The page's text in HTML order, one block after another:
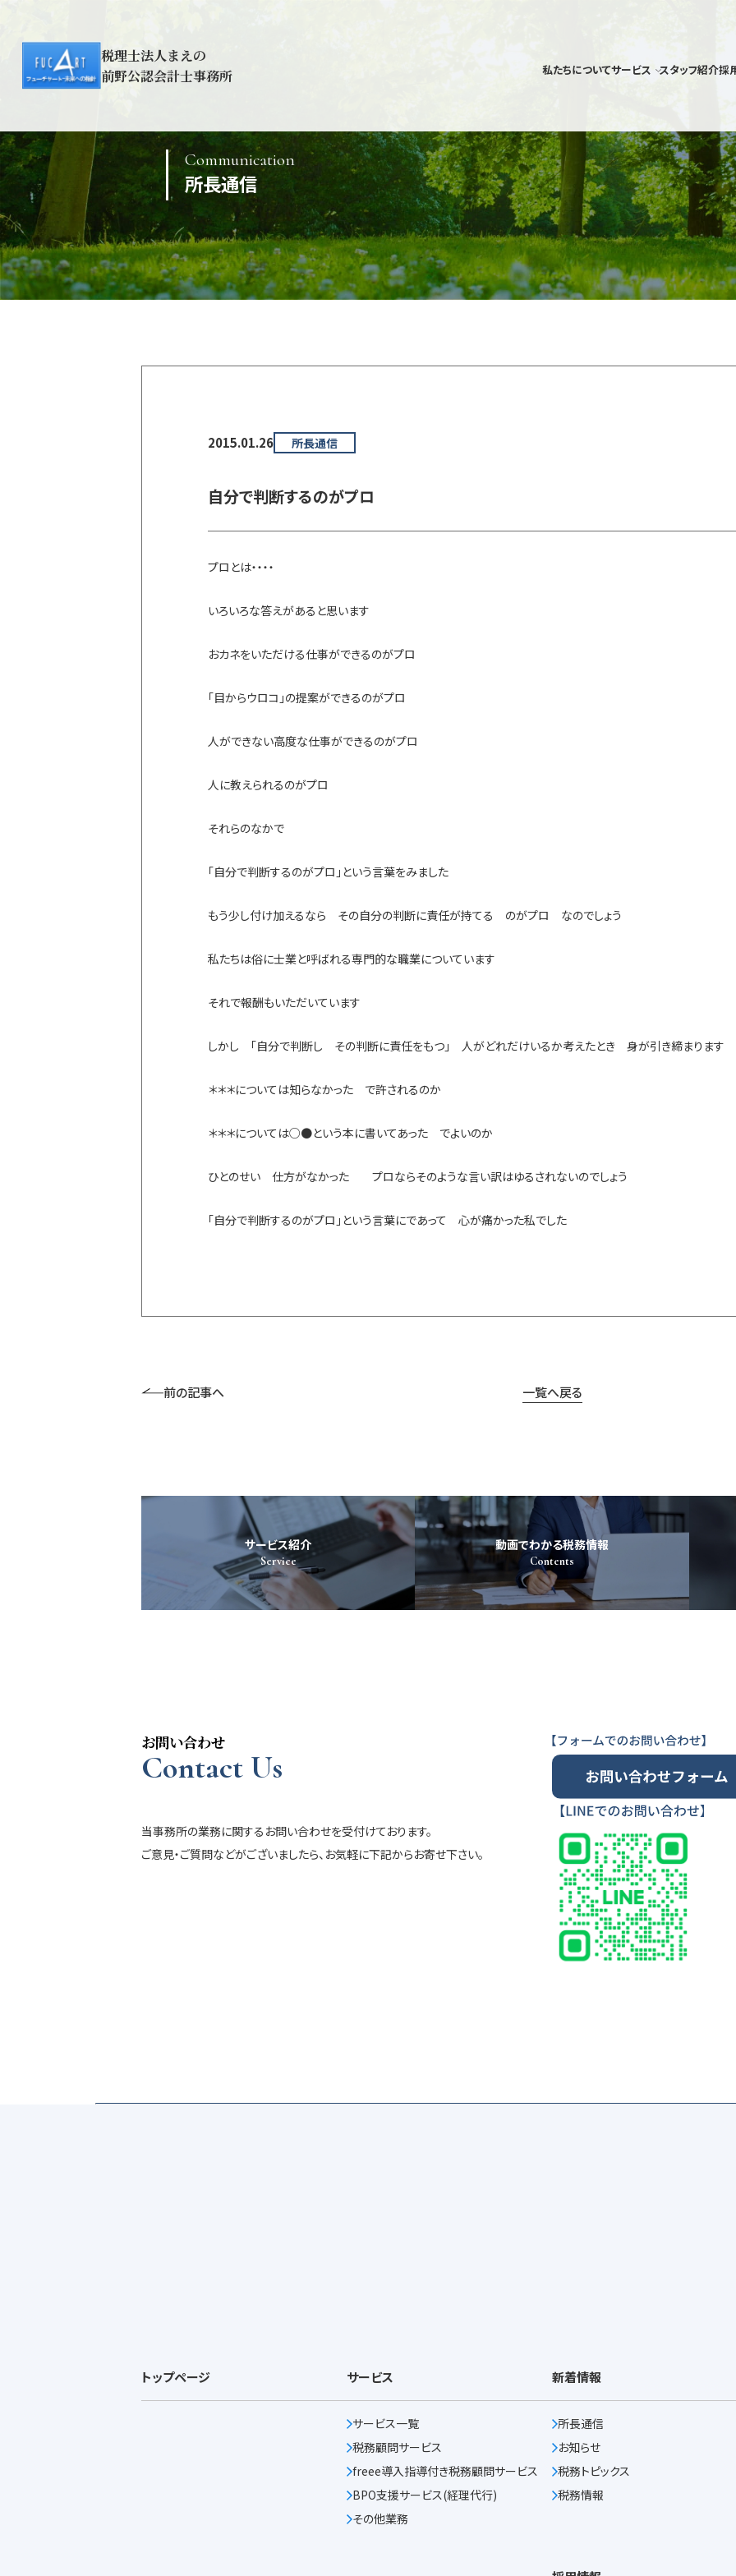
税理士法人まえの
前野公認会計士事務所
私たちについてサービス スタッフ紹介採
Communication
所長通信
2015.01.26 所長通信
自分で判断するのがプロ
プロとは・・・・
いろいろな答えがあると思います
おカネをいただける仕事ができるのがプロ
「目からウロコ」の提案ができるのがプロ
人ができない高度な仕事ができるのがプロ
人に教えられるのがプロ
それらのなかで
「自分で判断するのがプロ」という言葉をみました
もう少し付け加えるなら その自分の判断に責任が持てる のがプロ なのでしょう
私たちは俗に士業と呼ばれる専門的な職業についています
それで報酬もいただいています
しかし 「自分で判断し その判断に責任をもつ」 人がどれだけいるか考えたとき 身が引き締まります
＊＊＊については知らなかった で許されるのか
＊＊＊については○●という本に書いてあった でよいのか
ひとのせい 仕方がなかった プロならそのような言い訳はゆるされないのでしょう
「自分で判断するのがプロ」という言葉にであって 心が痛かった私でした
前の記事へ 一覧へ戻る
サービス紹介
Service
動画でわかる税務情報
Contents
お問い合わせ
Contact Us
当事務所の業務に関するお問い合わせを受付けております。
ご意見・ご質問などがございましたら、お気軽に下記からお寄せ下さい。
トップページ サービス
サービス一覧
税務顧問サービス
freee導入指導付き税務顧問サービス
BPO支援サービス(経理代行)
その他業務
新着情報
所長通信
お知らせ
税務トピックス
税務情報